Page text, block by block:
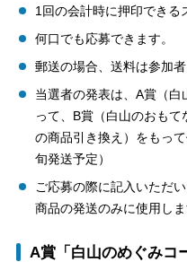
1回の会計時に押印できる
何口でも応募できます。
郵送の場合、送料は参加
当選者の発表は、A賞（白
って、B賞（白山のおも
の商品引き換え）をもっ
旬発送予定）
ご応募の際に記入いただ
商品の発送のみに使用しま
A賞「白山のめぐみコ